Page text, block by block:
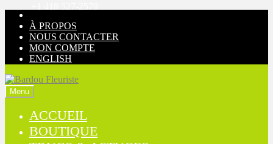
Aller
navigation
Aller
contenu
À PROPOS
NOUS CONTACTER
MON COMPTE
ENGLISH
Menu
ACCUEIL
BOUTIQUE